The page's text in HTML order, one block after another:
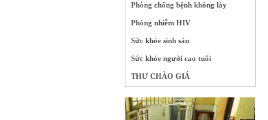
Phòng chống bệnh không lây
Phòng nhiễm HIV
Sức khỏe sinh sản
Sức khỏe người cao tuổi
THƯ CHÀO GIÁ